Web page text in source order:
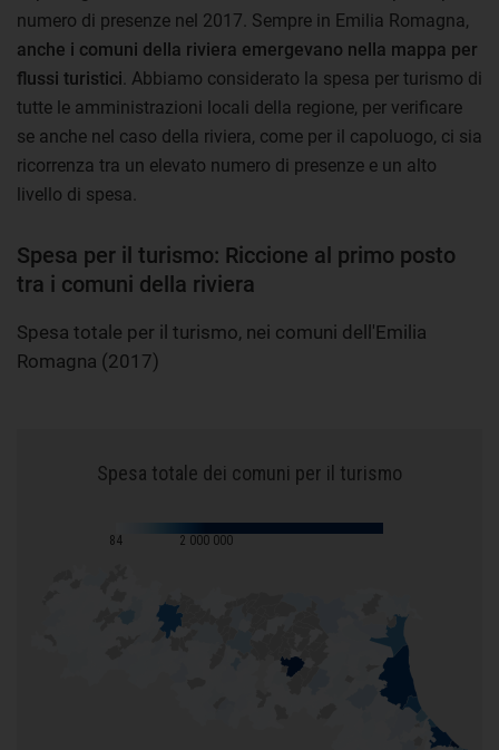
numero di presenze nel 2017. Sempre in Emilia Romagna,
anche i comuni della riviera emergevano nella mappa per
flussi turistici . Abbiamo considerato la spesa per turismo di
tutte le amministrazioni locali della regione, per verificare
se anche nel caso della riviera, come per il capoluogo, ci sia
ricorrenza tra un elevato numero di presenze e un alto
livello di spesa.
Spesa per il turismo: Riccione al primo posto
tra i comuni della riviera
Spesa totale per il turismo, nei comuni dell'Emilia
Romagna (2017)